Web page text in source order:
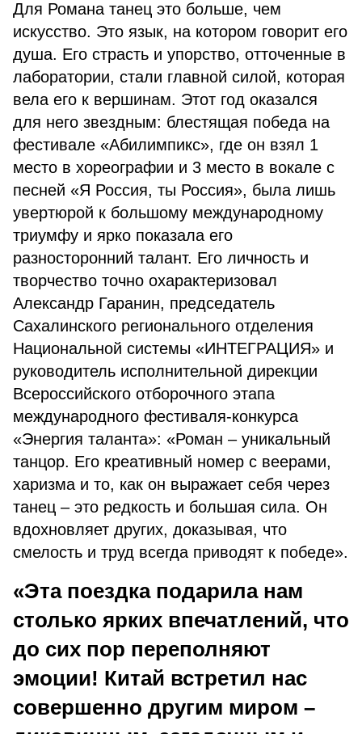
Для Романа танец это больше, чем
искусство. Это язык, на котором говорит его
душа. Его страсть и упорство, отточенные в
лаборатории, стали главной силой, которая
вела его к вершинам. Этот год оказался
для него звездным: блестящая победа на
фестивале «Абилимпикс», где он взял 1
место в хореографии и 3 место в вокале с
песней «Я Россия, ты Россия», была лишь
увертюрой к большому международному
триумфу и ярко показала его
разносторонний талант. Его личность и
творчество точно охарактеризовал
Александр Гаранин, председатель
Сахалинского регионального отделения
Национальной системы «ИНТЕГРАЦИЯ» и
руководитель исполнительной дирекции
Всероссийского отборочного этапа
международного фестиваля-конкурса
«Энергия таланта»: «Роман – уникальный
танцор. Его креативный номер с веерами,
харизма и то, как он выражает себя через
танец – это редкость и большая сила. Он
вдохновляет других, доказывая, что
смелость и труд всегда приводят к победе».
«Эта поездка подарила нам
столько ярких впечатлений, что
до сих пор переполняют
эмоции! Китай встретил нас
совершенно другим миром –